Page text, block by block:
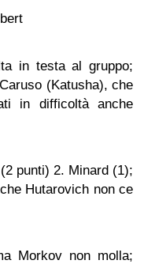
in testa al gruppo;
(Katusha), che
in difficoltà anche
punti) 2. Minard (1);
Hutarovich non ce
Morkov non molla;